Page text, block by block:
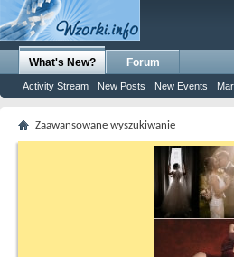
What's New?
Activity Stream New Posts New Events
Forum
Zaawansowane wyszukiwanie